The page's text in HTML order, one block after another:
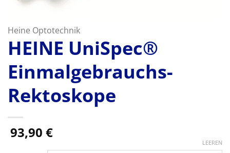
Heine Optotechnik
HEINE UniSpec®
Einmalgebrauchs-
Rektoskope
93,90 €
LEEREN